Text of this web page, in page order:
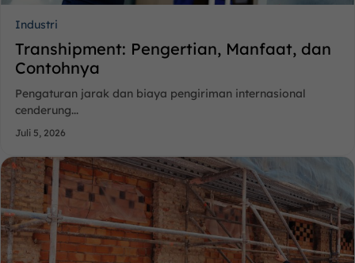
Industri
Transhipment: Pengertian, Manfaat, dan
Contohnya
Pengaturan jarak dan biaya pengiriman internasional
cenderung...
Juli 5, 2026